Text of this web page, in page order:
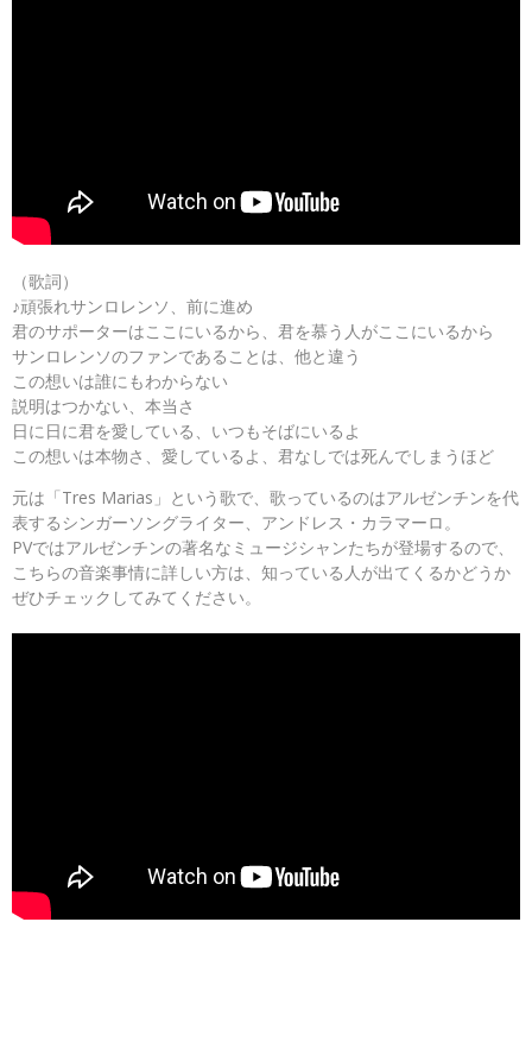
（歌詞）
♪頑張れサンロレンソ、前に進め
君のサポーターはここにいるから、君を慕う人がここにいるから
サンロレンソのファンであることは、他と違う
この想いは誰にもわからない
説明はつかない、本当さ
日に日に君を愛している、いつもそばにいるよ
この想いは本物さ、愛しているよ、君なしでは死んでしまうほど
元は「Tres Marias」という歌で、歌っているのはアルゼンチンを代
表するシンガーソングライター、アンドレス・カラマーロ。
PVではアルゼンチンの著名なミュージシャンたちが登場するので、
こちらの音楽事情に詳しい方は、知っている人が出てくるかどうか
ぜひチェックしてみてください。